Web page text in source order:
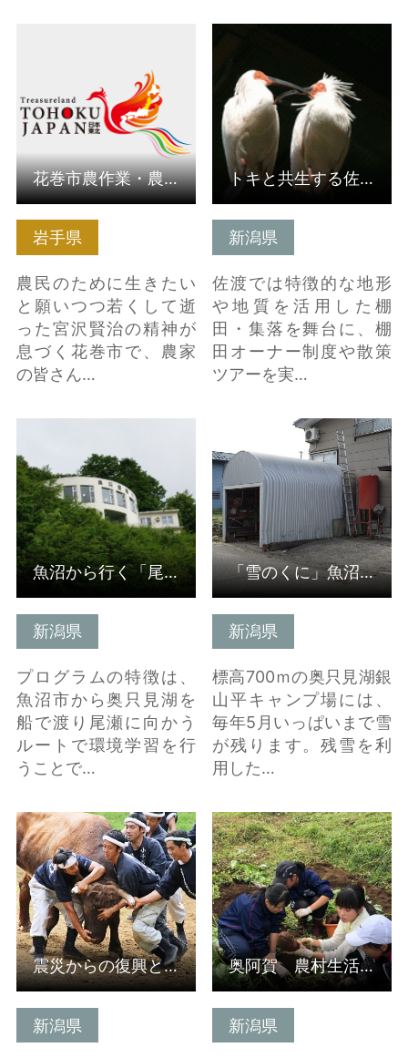
岩手県
農民のために生きたい
と願いつつ若くして逝
った宮沢賢治の精神が
息づく花巻市で、農家
の皆さん…
花巻市農作業・農村生活体験農家民泊（受入組織）
新潟県
佐渡では特徴的な地形
や地質を活用した棚
田・集落を舞台に、棚
田オーナー制度や散策
ツアーを実…
トキと共生する佐渡の里山
新潟県
プログラムの特徴は、
魚沼市から奥只見湖を
船で渡り尾瀬に向かう
ルートで環境学習を行
うことで…
魚沼から行く「尾瀬」環境学習プログラム(新潟県)
新潟県
標高700ｍの奥只見湖銀
山平キャンプ場には、
毎年5月いっぱいまで雪
が残ります。残雪を利
用した…
詳細はこちら
「雪のくに」魚沼で「夏に！」雪を学ぶ
新潟県
詳細はこちら
震災からの復興と伝統と故郷を守る「人の力」（新潟県）
新潟県
詳細はこちら
奥阿賀 農村生活体験・民泊体験＆探究学習（受入組織/新潟県）